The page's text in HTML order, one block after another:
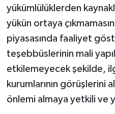
yükümlülüklerden
yükün ortaya
piyasasında faaliyet
teşebbüslerinin mali
etkilemeyecek şekilde,
kurumlarının görüşlerini
önlemi almaya yetkili ve